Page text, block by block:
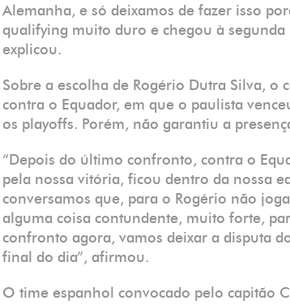
Alemanha, e só deixamos de fazer isso
qualifying muito duro e chegou à
explicou.
Sobre a escolha de Rogério Dutra Silva, o
contra o Equador, em que o paulista
os playoffs. Porém, não garantiu a
“Depois do último confronto, contra o
pela nossa vitória, ficou dentro da nossa
conversamos que, para o Rogério não
alguma coisa contundente, muito forte,
confronto agora, vamos deixar a disputa
final do dia”, afirmou.
O time espanhol convocado pelo capitão